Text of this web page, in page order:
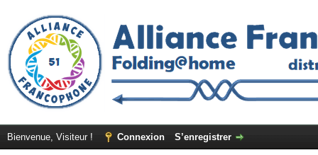
Bienvenue, Visiteur ! Connexion S’enregistrer